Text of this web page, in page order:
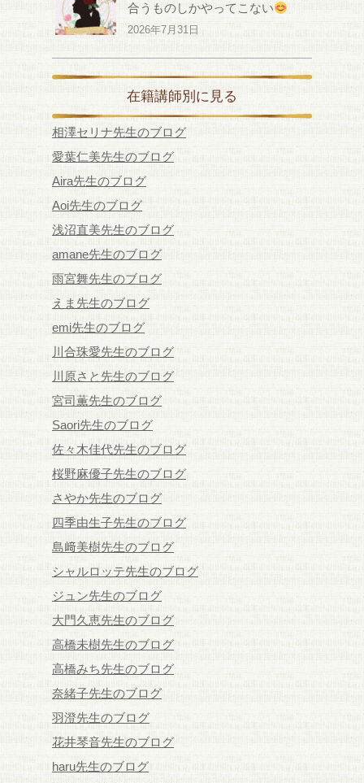
合うものしかやってこない
2026年7月31日
在籍講師別に見る
相澤セリナ先生のブログ
愛葉仁美先生のブログ
Aira先生のブログ
Aoi先生のブログ
浅沼直美先生のブログ
amane先生のブログ
雨宮舞先生のブログ
えま先生のブログ
emi先生のブログ
川合珠愛先生のブログ
川原さと先生のブログ
宮司薫先生のブログ
Saori先生のブログ
佐々木佳代先生のブログ
桜野麻優子先生のブログ
さやか先生のブログ
四季由生子先生のブログ
島﨑美樹先生のブログ
シャルロッテ先生のブログ
ジュン先生のブログ
大門久恵先生のブログ
高橋未樹先生のブログ
高橋みち先生のブログ
奈緒子先生のブログ
羽澄先生のブログ
花井琴音先生のブログ
haru先生のブログ